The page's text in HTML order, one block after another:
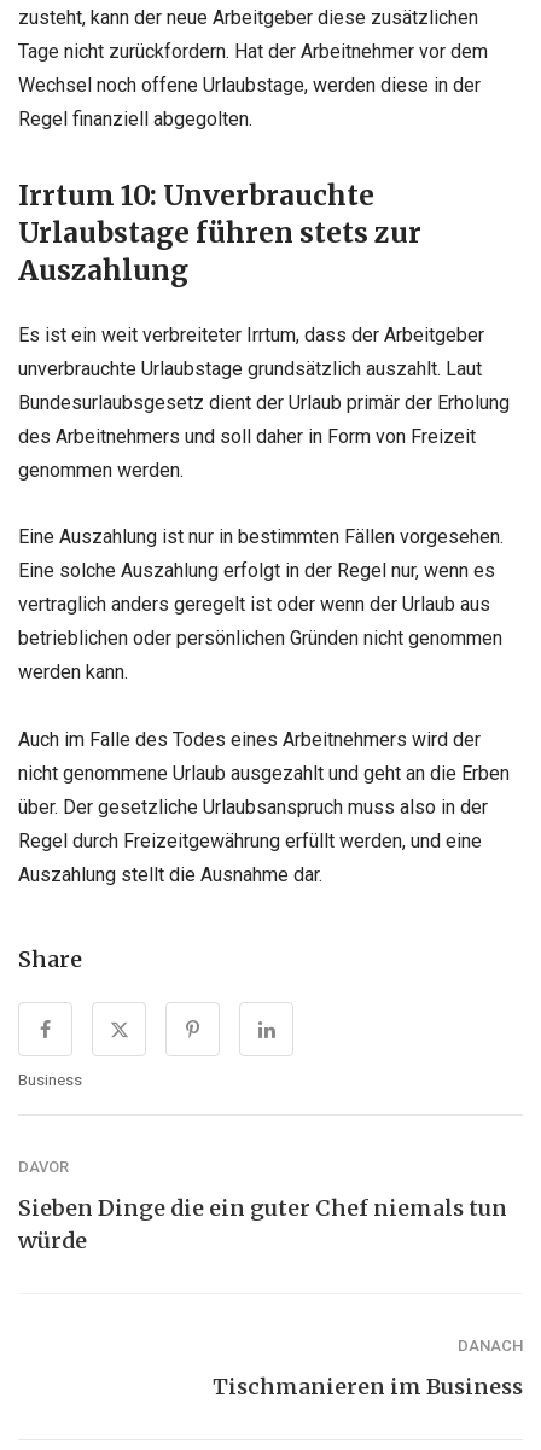
zusteht, kann der neue Arbeitgeber diese zusätzlichen
Tage nicht zurückfordern. Hat der Arbeitnehmer vor dem
Wechsel noch offene Urlaubstage, werden diese in der
Regel finanziell abgegolten.
Irrtum 10: Unverbrauchte
Urlaubstage führen stets zur
Auszahlung
Es ist ein weit verbreiteter Irrtum, dass der Arbeitgeber
unverbrauchte Urlaubstage grundsätzlich auszahlt. Laut
Bundesurlaubsgesetz dient der Urlaub primär der Erholung
des Arbeitnehmers und soll daher in Form von Freizeit
genommen werden.
Eine Auszahlung ist nur in bestimmten Fällen vorgesehen.
Eine solche Auszahlung erfolgt in der Regel nur, wenn es
vertraglich anders geregelt ist oder wenn der Urlaub aus
betrieblichen oder persönlichen Gründen nicht genommen
werden kann.
Auch im Falle des Todes eines Arbeitnehmers wird der
nicht genommene Urlaub ausgezahlt und geht an die Erben
über. Der gesetzliche Urlaubsanspruch muss also in der
Regel durch Freizeitgewährung erfüllt werden, und eine
Auszahlung stellt die Ausnahme dar.
Share
Business
DAVOR
Sieben Dinge die ein guter Chef niemals tun
würde
DANACH
Tischmanieren im Business